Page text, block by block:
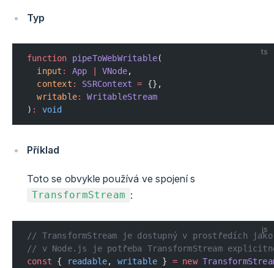
Typ
ts
function pipeToWebWritable(
  input
: App VNode,
  context
: SSRContext = {},
  writable
:
WritableStream
) : void
Příklad
Toto se obvykle používá ve spojení s
TransformStream :
js
// TransformStream je dostupný v prostředích
// v Node.js je potřeba TransformStream
const { readable, writable } = new